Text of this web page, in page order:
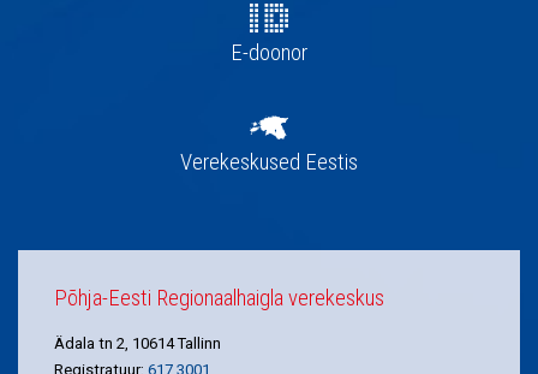
E-doonor
Verekeskused Eestis
Põhja-Eesti Regionaalhaigla verekeskus
Ädala tn 2, 10614 Tallinn
Registratuur: 617 3001